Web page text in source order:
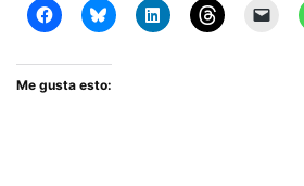
Me gusta esto: